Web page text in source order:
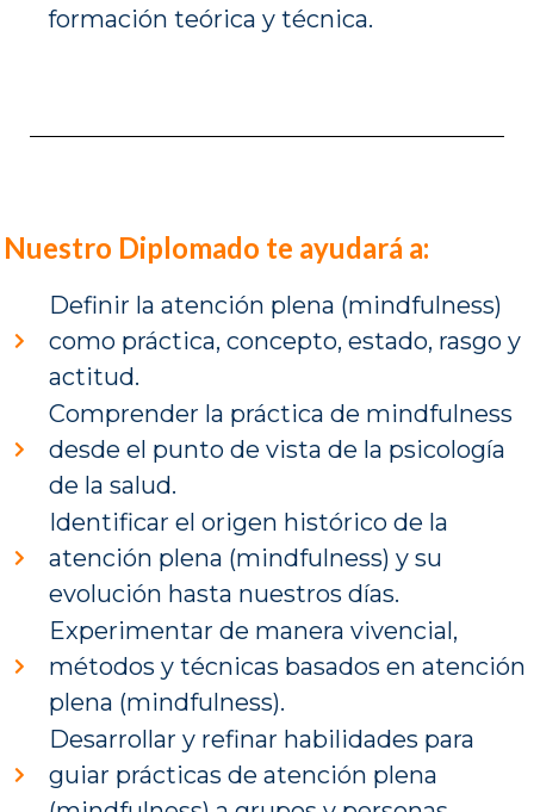
formación teórica y técnica.
Nuestro Diplomado te ayudará a:
Definir la atención plena (mindfulness)
como práctica, concepto, estado, rasgo y
actitud.
Comprender la práctica de mindfulness
desde el punto de vista de la psicología
de la salud.
Identificar el origen histórico de la
atención plena (mindfulness) y su
evolución hasta nuestros días.
Experimentar de manera vivencial,
métodos y técnicas basados en atención
plena (mindfulness).
Desarrollar y refinar habilidades para
guiar prácticas de atención plena